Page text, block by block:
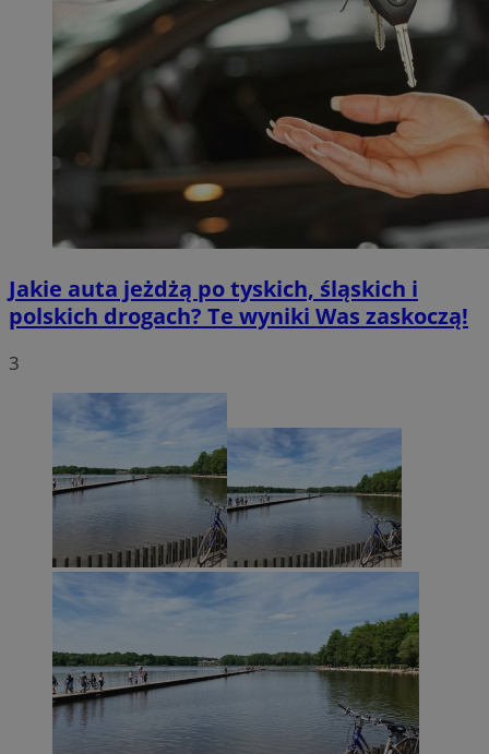
Jakie auta jeżdżą po tyskich, śląskich i
polskich drogach? Te wyniki Was zaskoczą!
3